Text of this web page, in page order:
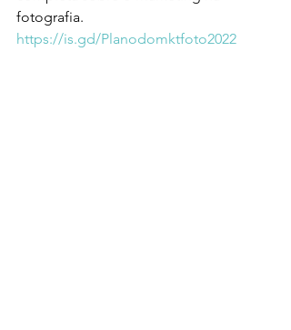
fotografia.
https://is.gd/Planodomktfoto2022